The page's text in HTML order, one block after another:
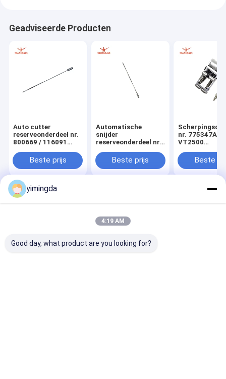
Geadviseerde Producten
Auto cutter
reserveonderdeel nr.
800669 / 116091
Vt5/7d2 Voor vector
cutter
Beste prijs
Automatische
snijder
reserveonderdeel nr.
Naald Vierkant Punt
VT5/7 D1.5 Voor
Beste prijs
nr. 775347A
VT2500
Beste
ons
ons
Site
Sitemap
Privacybeleid
All Rights Reserved.
yimingda
4:19 AM
Good day, what product are you looking for?